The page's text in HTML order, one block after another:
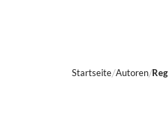
Startseite Autoren